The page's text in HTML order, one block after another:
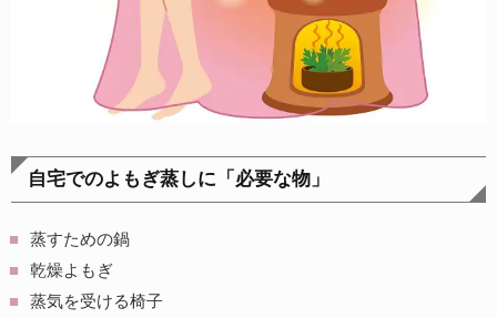
自宅でのよもぎ蒸しに「必要な物」
蒸すための鍋
乾燥よもぎ
蒸気を受ける椅子